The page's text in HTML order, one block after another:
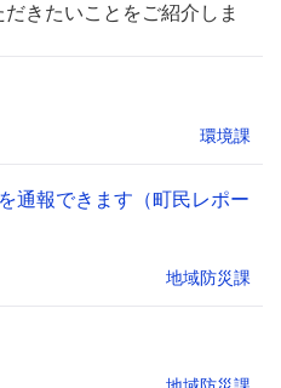
きたいことをご紹介しま
環境課
通報できます（町民レポー
地域防災課